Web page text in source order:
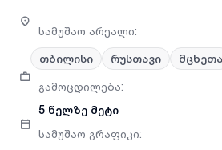
სამუშაო არეალი:
თბილისი რუსთავი მცხეთა
გამოცდილება:
5 წელზე მეტი
სამუშაო გრაფიკი: